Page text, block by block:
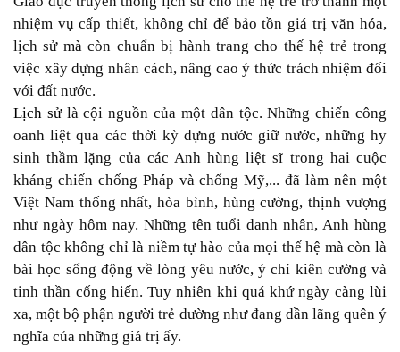
nhiệm vụ cấp thiết, không chỉ để bảo tồn giá trị văn hóa,
lịch sử mà còn chuẩn bị hành trang cho thế hệ trẻ trong
việc xây dựng nhân cách, nâng cao ý thức trách nhiệm đối
với đất nước.
Lịch sửlà cội nguồn của một dân tộc. Những chiến công
oanh liệt qua các thời kỳ dựng nước giữ nước, những hy
sinh thầm lặng của các Anh hùng liệt sĩ trong hai cuộc
kháng chiến chống Pháp và chống Mỹ,... đã làm nên một
Việt Nam thống nhất, hòa bình, hùng cường, thịnh vượng
như ngày hôm nay. Những tên tuổi danh nhân, Anh hùng
dân tộc không chỉ là niềm tự hào của mọi thế hệ mà còn là
bài học sống động về lòng yêu nước, ý chí kiên cường và
tinh thần cống hiến. Tuy nhiên khi quá khứ ngày càng lùi
xa, một bộ phận người trẻ dường như đang dần lãng quên ý
nghĩa của những giá trị ấy.